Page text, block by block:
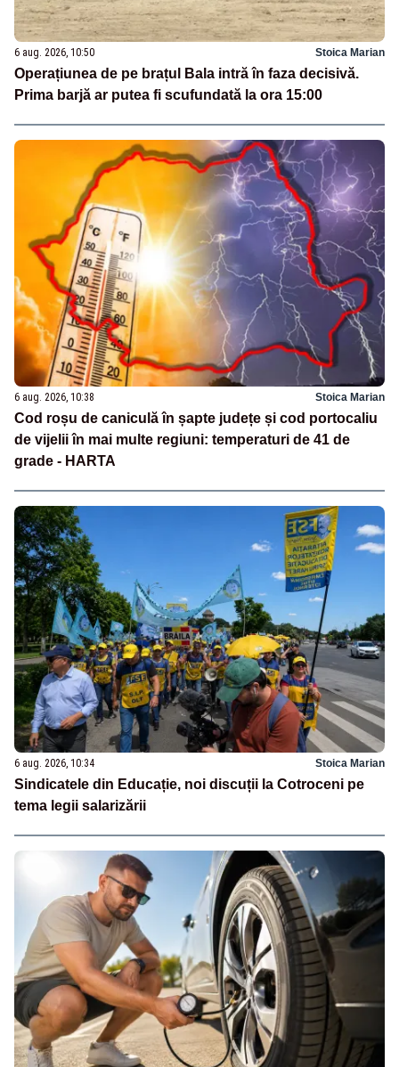
6 aug. 2026, 10:50 Stoica Marian
Operațiunea de pe brațul Bala intră în faza decisivă.
Prima barjă ar putea fi scufundată la ora 15:00
6 aug. 2026, 10:38 Stoica Marian
Cod roșu de caniculă în șapte județe și cod portocaliu
de vijelii în mai multe regiuni: temperaturi de 41 de
grade - HARTA
6 aug. 2026, 10:34 Stoica Marian
Sindicatele din Educație, noi discuții la Cotroceni pe
tema legii salarizării